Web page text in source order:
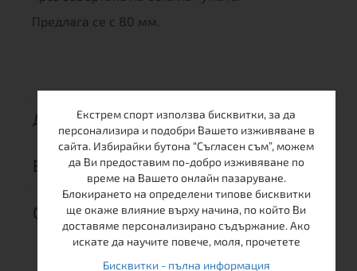
Предлага се с 80 мм.
ДОСТАВКА
ВРЪЩАНЕ
ОТЗИВИ (0)
Екстрем спорт използва бисквитки, за да
персонализира и подобри Вашето изживяване в
сайта. Избирайки бутона “Съгласен съм”, можем
да Ви предоставим по-добро изживяване по
време на Вашето онлайн пазаруване.
Блокирането на определени типове бисквитки
ще окаже влияние върху начина, по който Ви
доставяме персонализирано съдържание. Ако
искате да научите повече, моля, прочетете
Бисквитки - пълна информация